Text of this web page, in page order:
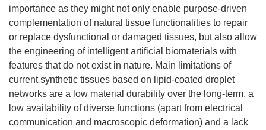
importance as they might not only enable purpose-driven
complementation of natural tissue functionalities to repair
or replace dysfunctional or damaged tissues, but also allow
the engineering of intelligent artificial biomaterials with
features that do not exist in nature. Main limitations of
current synthetic tissues based on lipid-coated droplet
networks are a low material durability over the long-term, a
low availability of diverse functions (apart from electrical
communication and macroscopic deformation) and a lack